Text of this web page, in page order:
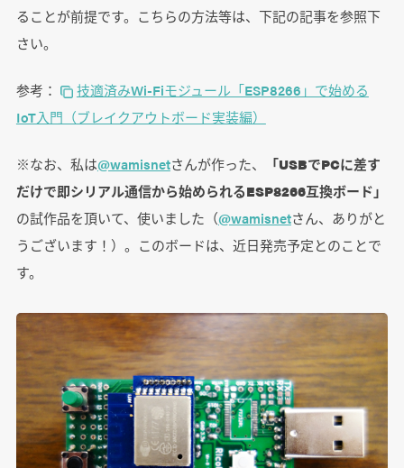
ることが前提です。こちらの方法等は、下記の記事を参照下
さい。
参考：
技適済みWi-Fiモジュール「ESP8266」で始める
IoT入門（ブレイクアウトボード実装編）
※なお、私は@wamisnetさんが作った、
「USBでPCに差す
だけで即シリアル通信から始められるESP8266互換ボード」
の試作品を頂いて、使いました（@wamisnetさん、ありがと
うございます！）。このボードは、近日発売予定とのことで
す。